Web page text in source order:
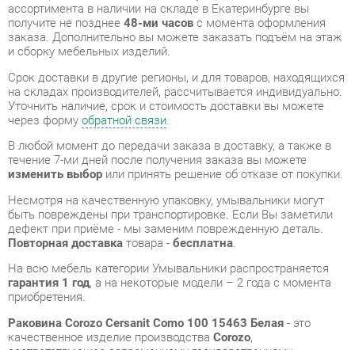
Срок доставки в другие регионы, и для товаров, находящихся
на складах производителей, рассчитывается индивидуально.
Уточнить наличие, срок и стоимость доставки вы можете
через формуобратной связи.
В любой момент до передачи заказа в доставку, а также в
течение 7-ми дней после получения заказа вы можете
изменить выборили принять решение об отказе от покупки.
Несмотря на качественную упаковку, умывальники могут
быть повреждены при транспортировке. Если Вы заметили
дефект при приёме - мы заменим поврежденную деталь.
Повторная доставкатовара -бесплатна.
гарантия 1 год, а на некоторые модели – 2 года с момента
приобретения.
Раковина Corozo Cersanit Como 100 15463 Белая
соответствующее современному государственному
стандарту.
будем рады, если вы оставите отзыв об опыте его
использования, который поможет сориентироваться нашим